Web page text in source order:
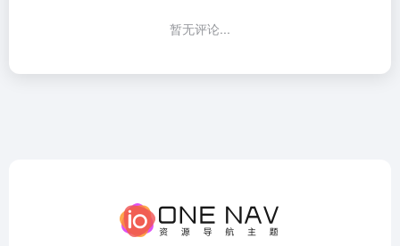
暂无评论...